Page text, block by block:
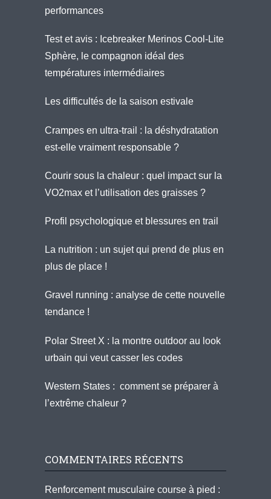
performances
Test et avis : Icebreaker Merinos Cool-Lite
Sphère, le compagnon idéal des
températures intermédiaires
Les difficultés de la saison estivale
Crampes en ultra-trail : la déshydratation
est-elle vraiment responsable ?
Courir sous la chaleur : quel impact sur la
VO2max et l’utilisation des graisses ?
Profil psychologique et blessures en trail
La nutrition : un sujet qui prend de plus en
plus de place !
Gravel running : analyse de cette nouvelle
tendance !
Polar Street X : la montre outdoor au look
urbain qui veut casser les codes
Western States : comment se préparer à
l’extrême chaleur ?
COMMENTAIRES RÉCENTS
Renforcement musculaire course à pied :